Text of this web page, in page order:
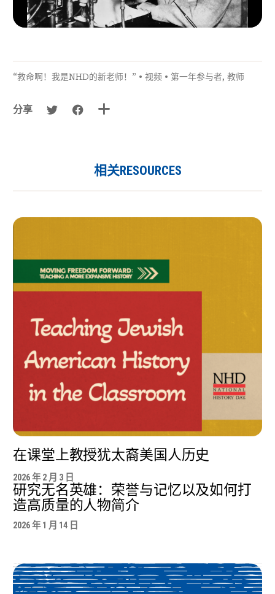
“救命啊！我是NHD的新老师！” • 视频 • 第一年参与者, 教师
分享
相关RESOURCES
在课堂上教授犹太裔美国人历史
2026 年 2 月 3 日
研究无名英雄：荣誉与记忆以及如何打
造高质量的人物简介
2026 年 1 月 14 日